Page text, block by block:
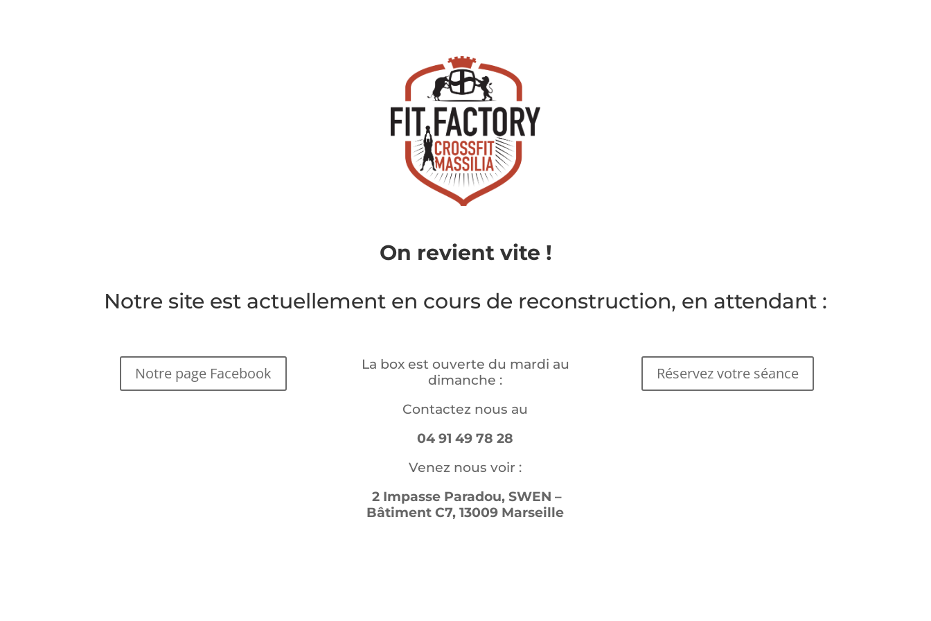
On revient vite !
Notre site est actuellement en cours de reconstruction, en attendant :
Notre page Facebook
La box est ouverte du mardi au
dimanche :
Contactez nous au
04 91 49 78 28
Venez nous voir :
2 Impasse Paradou, SWEN –
Bâtiment C7, 13009 Marseille
Réservez votre séance